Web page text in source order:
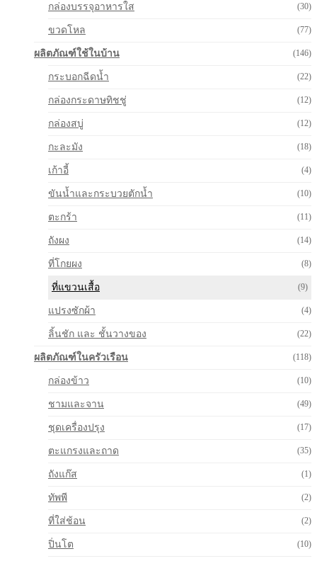
กล่องบรรจุอาหารใส (30)
ขวดโหล (77)
ผลิตภัณฑ์ใช้ในบ้าน (146)
กระบอกฉีดน้ำ (22)
กล่องกระดาษทิชชู่ (12)
กล่องสบู่ (12)
กะละมัง (18)
เก้าอี้ (4)
ขันน้ำและกระบวยตักน้ำ (10)
ตะกร้า (11)
ถังผง (14)
ที่โกยผง (8)
ที่แขวนเสื้อ (9)
แปรงซักผ้า (4)
ลิ้นชัก และ ชั้นวางของ (22)
ผลิตภัณฑ์ในครัวเรือน (118)
กล่องข้าว (10)
ชามและจาน (49)
ชุดเครื่องปรุง (17)
ตะแกรงและถาด (35)
ถังแก๊ส (1)
ทัพพี (2)
ที่ใส่ช้อน (2)
ปิ่นโต (10)